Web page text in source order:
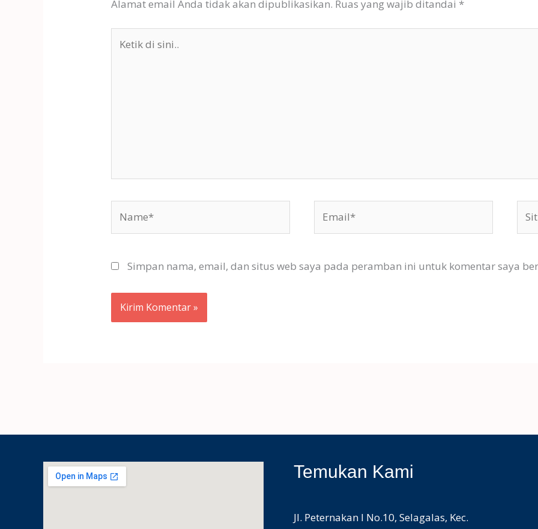
Alamat email Anda tidak akan dipublikasikan. Ruas yang wajib ditandai *
di
Web
Simpan nama, email, dan situs web saya pada peramban ini untuk komentar saya
Temukan Kami
Jl. Peternakan I No.10, Selagalas, Kec.